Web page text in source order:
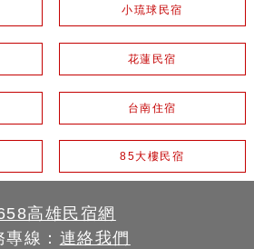
小琉球民宿
花蓮民宿
台南住宿
85大樓民宿
高雄民宿網
專線： 連絡我們